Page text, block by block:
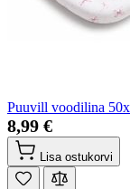
Puuvill voodilina
8,99 €
Lisa ostukorvi